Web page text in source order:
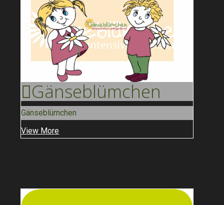
GänseBlümchen
Gänseblümchen
View More